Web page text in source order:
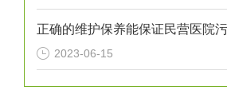
2023-06-15